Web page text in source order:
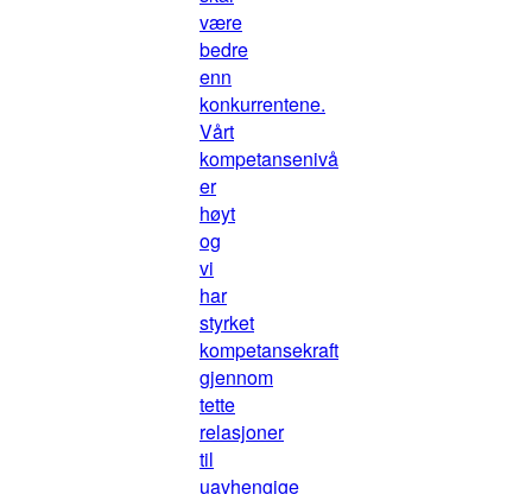
være
bedre
enn
konkurrentene.
Vårt
kompetansenivå
er
høyt
og
vi
har
styrket
kompetansekraft
gjennom
tette
relasjoner
til
uavhengige